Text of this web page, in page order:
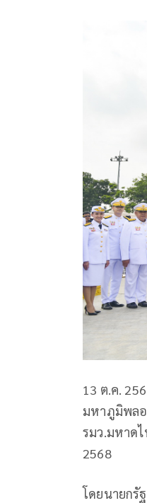
13 ต.ค.
มหาภูมิพล
รมว.มหาด
2568
โดยนายกรั